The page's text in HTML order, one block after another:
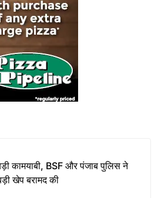
कामयाबी, BSF और पंजाब पुलिस ने
खेप बरामद की